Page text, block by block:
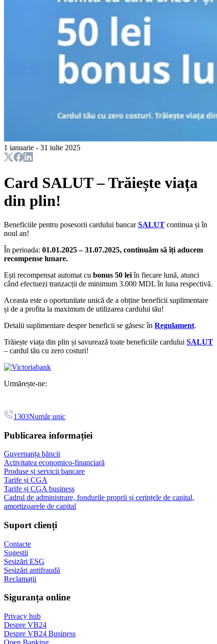
1 ianuarie - 31 iulie 2025
Card SALUT – Trăiește viața
din plin!
Beneficiile pentru posesorii cardului bancarSALUT continua și în
noul an!
În perioada: 01.01.2025 – 31.07.2025, continuăm să îți aducem
recompense lunare.
Ești recompensat automat cu bonus 50 leiîn fiecare lună, atunci
când efectuezi tranzacții de minimum 3.000 MDL în luna respectivă.
Aceasta este o oportunitate unică de a obține beneficii suplimentare
și de a profita la maximum de utilizarea cardului tău!
Detalii suplimentare despre beneficii se găsesc în Regulament.
Trăiește viața din plin și savurează toate beneficiile cardului SALUT
– cardul tău cu zero costuri!
Urmărește-ne:
1303Număr unic
Publicarea informației
Guvernanța băncii
Activitatea economico-financiară
Produse și servicii bancare
Tarife și CGA
Tarife și CGA business
Cadrul de administrare, fondurile proprii și cerințele de capital,
amortizoarele de capital
Suport clienți
Contacte
Sugestii
Sesizări ESG
Sesizări antifraudă
Reclamații
Siguranța online
Privacy hub
Despre VB24
Despre VB24 Business